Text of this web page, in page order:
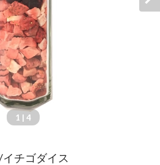
1 | 4
チゴダイス